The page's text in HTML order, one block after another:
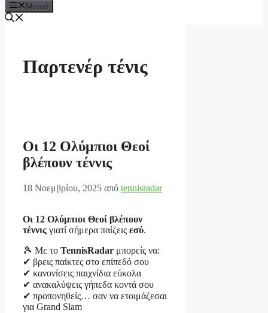
Μενού
Παρτενέρ τένις
Οι 12 Ολύμπιοι Θεοί
βλέπουν τέννις
18 Νοεμβρίου, 2025 από tennisradar
Οι 12 Ολύμπιοι Θεοί βλέπουν
τέννις γιατί σήμερα παίζεις εσύ.
🎾 Με το TennisRadar μπορείς να:
✔ βρεις παίκτες στο επίπεδό σου
✔ κανονίσεις παιχνίδια εύκολα
✔ ανακαλύψεις γήπεδα κοντά σου
✔ προπονηθείς… σαν να ετοιμάζεσαι
για Grand Slam